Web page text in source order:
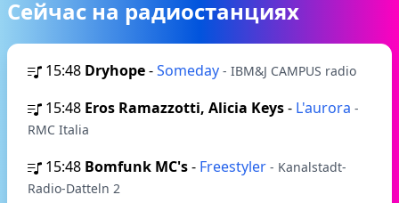
Сейчас на радиостанциях
15:48 Dryhope-Someday - IBM&J CAMPUS radio
15:48 Eros Ramazzotti, Alicia Keys- L'aurora -
RMC Italia
15:48 Bomfunk MC's- Freestyler - Kanalstadt-
Radio-Datteln 2